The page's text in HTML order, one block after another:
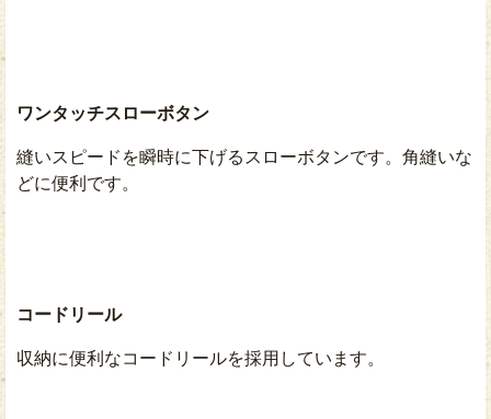
ワンタッチスローボタン
縫いスピードを瞬時に下げるスローボタンです。角縫いな
どに便利です。
コードリール
収納に便利なコードリールを採用しています。